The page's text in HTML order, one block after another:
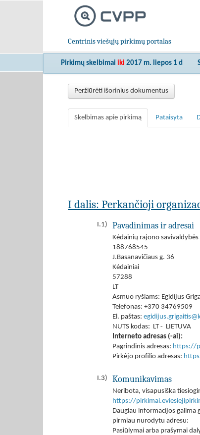
Centrinis viešųjų pirkimų portalas
Pirkimų skelbimai iki 2017 m. liepos 1 d
Peržiūrėti išorinius dokumentus
Skelbimas apie pirkimą Pataisyta
I dalis: Perkančioji
I.1) Pavadinimas ir adresai
Kėdainių rajono
188768545
J.Basanavičiaus g. 36
Kėdainiai
57288
LT
Asmuo ryšiams: Egidijus
Telefonas: +370 34769509
El. paštas:
NUTS kodas: LT - LIETUVA
Interneto adresas (-ai):
Pagrindinis adresas: https://
Pirkėjo profilio adresas:
I.3) Komunikavimas
Neribota, visapusiška
https://
Daugiau informacijos galima
pirmiau nurodytu adresu:
Pasiūlymai arba prašymai